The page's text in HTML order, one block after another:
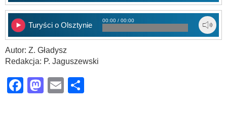
Turyści o Olsztynie
00:00 / 00:00
Autor: Z. Gładysz
Redakcja: P. Jaguszewski
Facebook
Mastodon
Email